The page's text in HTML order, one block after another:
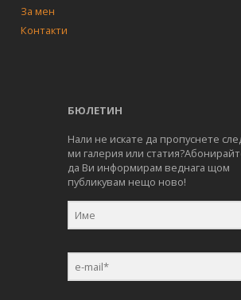
За мен
Контакти
БЮЛЕТИН
Нали не искате да пропуснете
ми галерия или
да Ви информирам веднага щом
публикувам нещо ново!